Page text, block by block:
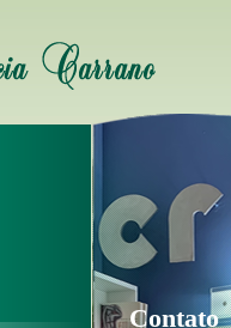
Contato